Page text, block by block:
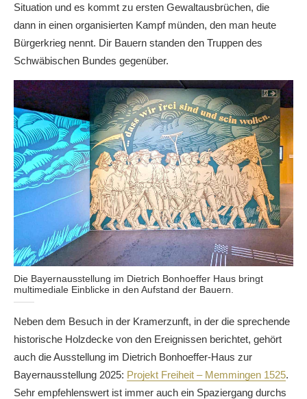
Situation und es kommt zu ersten Gewaltausbrüchen, die
dann in einen organisierten Kampf münden, den man heute
Bürgerkrieg nennt. Dir Bauern standen den Truppen des
Schwäbischen Bundes gegenüber.
Die Bayernausstellung im Dietrich Bonhoeffer Haus bringt
multimediale Einblicke in den Aufstand der Bauern.
Neben dem Besuch in der Kramerzunft, in der die sprechende
historische Holzdecke von den Ereignissen berichtet, gehört
auch die Ausstellung im Dietrich Bonhoeffer-Haus zur
Bayernausstellung 2025: Projekt Freiheit – Memmingen 1525.
Sehr empfehlenswert ist immer auch ein Spaziergang durchs